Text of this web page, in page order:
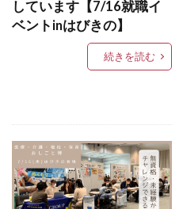
しています【7/16就職イ
ベントinはびきの】
続きを読む